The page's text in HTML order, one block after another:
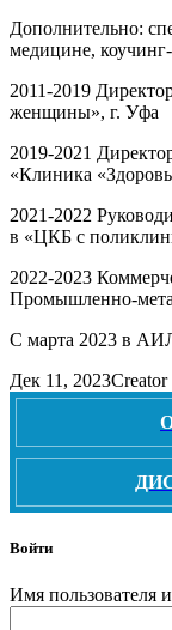
Дополнительно:
медицине,
2011-2019
женщины», г. Уфа
2019-2021
«Клиника
2021-2022
в «ЦКБ с
2022-2023
Промышленно-
С марта 2023 в
Дек 11, 2023Creator
Войти
Имя пользователя